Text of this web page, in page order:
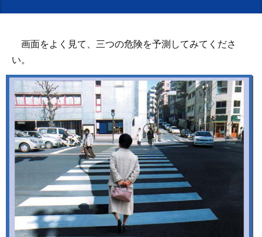
画面をよく見て、三つの危険を予測してみてくださ
い。